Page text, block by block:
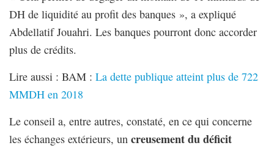
DH de liquidité au profit des banques », a expliqué
Abdellatif Jouahri. Les banques pourront donc accorder
plus de crédits.
Lire aussi : BAM : La dette publique atteint plus de 722
MMDH en 2018
Le conseil a, entre autres, constaté, en ce qui concerne
les échanges extérieurs, un creusement du déficit